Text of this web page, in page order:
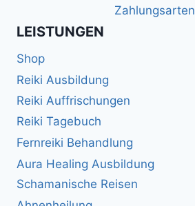
Zahlungsarten
LEISTUNGEN
Shop
Reiki Ausbildung
Reiki Auffrischungen
Reiki Tagebuch
Fernreiki Behandlung
Aura Healing Ausbildung
Schamanische Reisen